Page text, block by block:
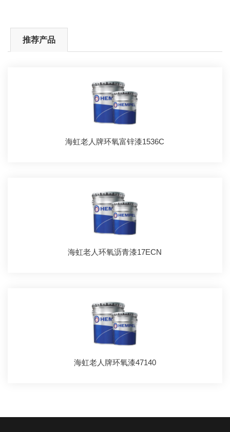
推荐产品
海虹老人牌环氧富锌漆1536C
海虹老人环氧沥青漆17ECN
海虹老人牌环氧漆47140